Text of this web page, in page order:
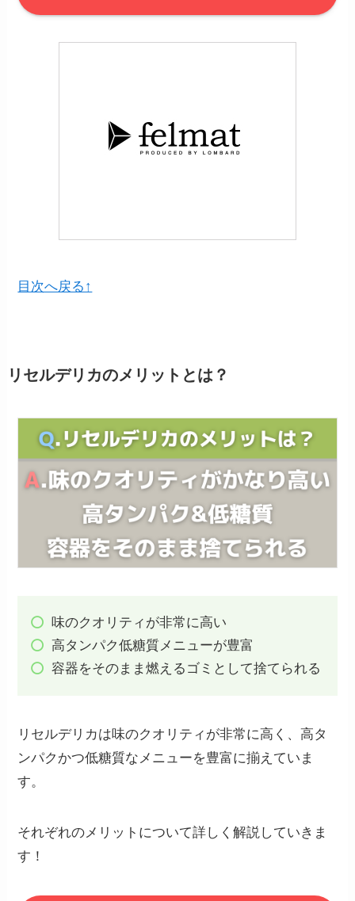
目次へ戻る↑
リセルデリカのメリットとは？
味のクオリティが非常に高い
高タンパク低糖質メニューが豊富
容器をそのまま燃えるゴミとして捨てられる
リセルデリカは味のクオリティが非常に高く、高タ
ンパクかつ低糖質なメニューを豊富に揃えていま
す。
それぞれのメリットについて詳しく解説していきま
す！